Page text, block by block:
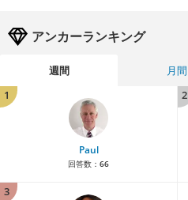
アンカーランキング
週間 月間
1
Paul
回答数： 66
2
3